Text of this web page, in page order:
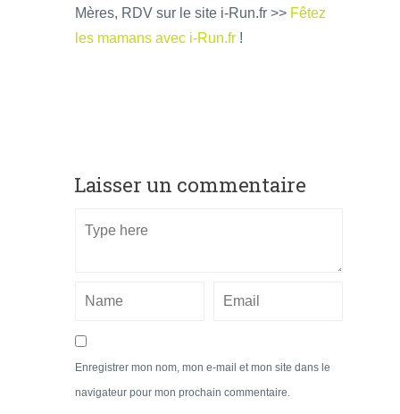
Mères, RDV sur le site i-Run.fr >> Fêtez
les mamans avec i-Run.fr !
Laisser un commentaire
Enregistrer mon nom, mon e-mail et mon site dans le
navigateur pour mon prochain commentaire.